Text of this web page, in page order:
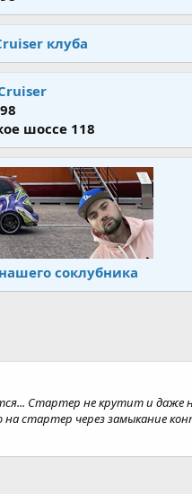
клуба
шоссе 118
соклубника
Стартер не крутит и даже
стартер через замыкание